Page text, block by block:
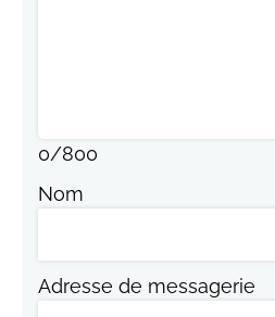
0/800
Nom
Adresse de messagerie